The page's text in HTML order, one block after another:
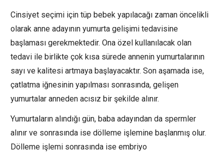
Cinsiyet seçimi için tüp bebek yapılacağı zaman öncelikli
olarak anne adayının yumurta gelişimi tedavisine
başlaması gerekmektedir. Ona özel kullanılacak olan
tedavi ile birlikte çok kısa sürede annenin yumurtalarının
sayı ve kalitesi artmaya başlayacaktır. Son aşamada ise,
çatlatma iğnesinin yapılması sonrasında, gelişen
yumurtalar anneden acısız bir şekilde alınır.
Yumurtaların alındığı gün, baba adayından da spermler
alınır ve sonrasında ise dölleme işlemine başlanmış olur.
Dölleme işlemi sonrasında ise embriyo